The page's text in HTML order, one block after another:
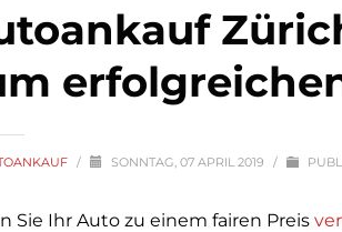
/ SONNTAG, 07 APRIL 2019 /
Sie Ihr Auto zu einem fairen Preis